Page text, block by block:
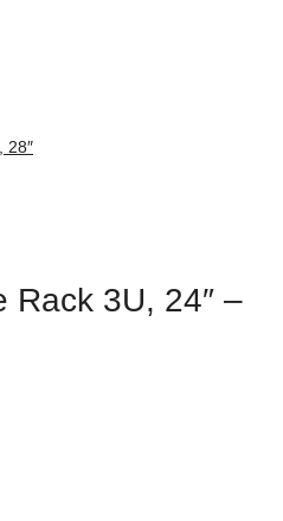
28″
Rack 3U, 24″ –